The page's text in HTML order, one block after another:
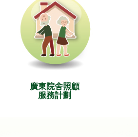
廣東院舍照顧
服務計劃